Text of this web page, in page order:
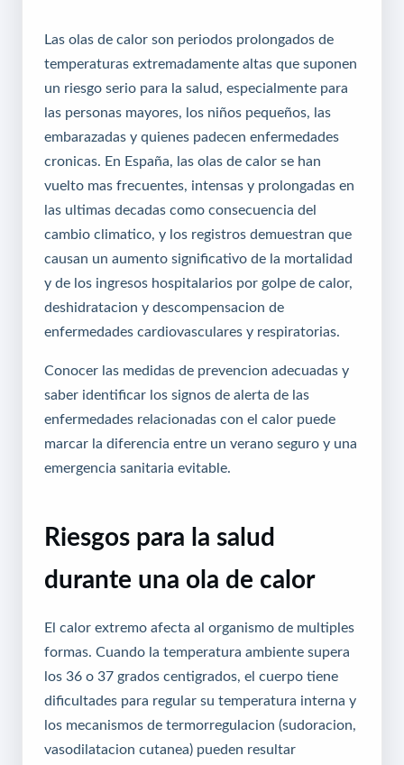
Las olas de calor son periodos prolongados de
temperaturas extremadamente altas que suponen
un riesgo serio para la salud, especialmente para
las personas mayores, los niños pequeños, las
embarazadas y quienes padecen enfermedades
cronicas. En España, las olas de calor se han
vuelto mas frecuentes, intensas y prolongadas en
las ultimas decadas como consecuencia del
cambio climatico, y los registros demuestran que
causan un aumento significativo de la mortalidad
y de los ingresos hospitalarios por golpe de calor,
deshidratacion y descompensacion de
enfermedades cardiovasculares y respiratorias.
Conocer las medidas de prevencion adecuadas y
saber identificar los signos de alerta de las
enfermedades relacionadas con el calor puede
marcar la diferencia entre un verano seguro y una
emergencia sanitaria evitable.
Riesgos para la salud
durante una ola de calor
El calor extremo afecta al organismo de multiples
formas. Cuando la temperatura ambiente supera
los 36 o 37 grados centigrados, el cuerpo tiene
dificultades para regular su temperatura interna y
los mecanismos de termorregulacion (sudoracion,
vasodilatacion cutanea) pueden resultar